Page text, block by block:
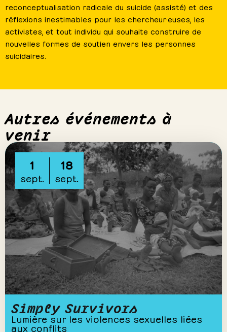
reconceptualisation radicale du suicide (assisté) et des
réflexions inestimables pour les chercheur·euses, les
activistes, et tout individu qui souhaite construire de
nouvelles formes de soutien envers les personnes
suicidaires.
Autres événements à
venir
1
sept.
18
sept.
Simply Survivors
Lumière sur les violences sexuelles liées
aux conflits